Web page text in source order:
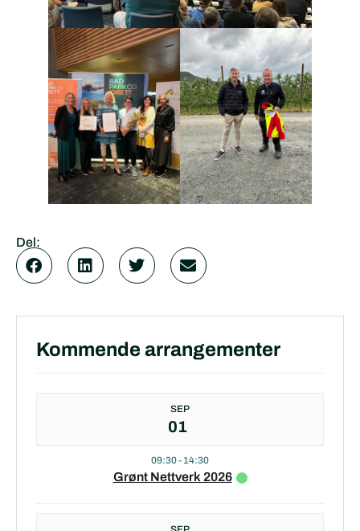
Del:
Kommende arrangementer
01
SEP
09:30- 14:30
Grønt Nettverk 2026